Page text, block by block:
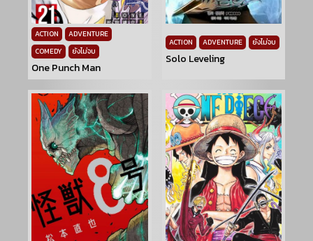
ACTION
ADVENTURE
COMEDY
ยังไม่จบ
One Punch Man
ACTION ADVENTURE ยังไม่จบ
Solo Leveling